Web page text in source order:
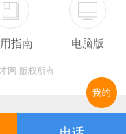
翻译
收银
指南 电脑版
网 版权所有